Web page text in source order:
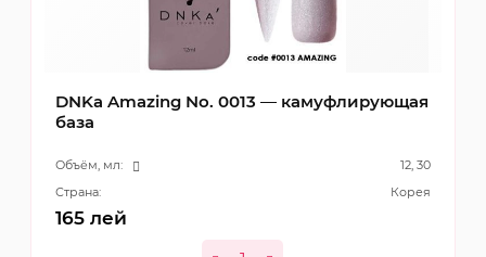
DNKa Amazing No. 0013 — камуфлирующая
база
Объём, мл:
12, 30
Страна:
Корея
165 лей